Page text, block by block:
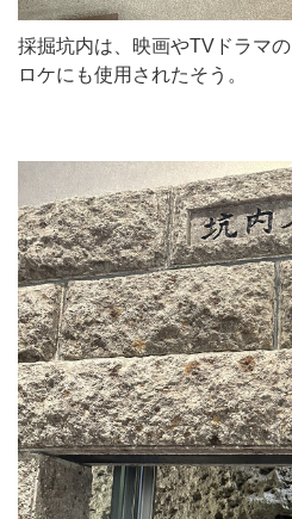
採掘坑内は、映画やTVドラマの
ロケにも使用されたそう。